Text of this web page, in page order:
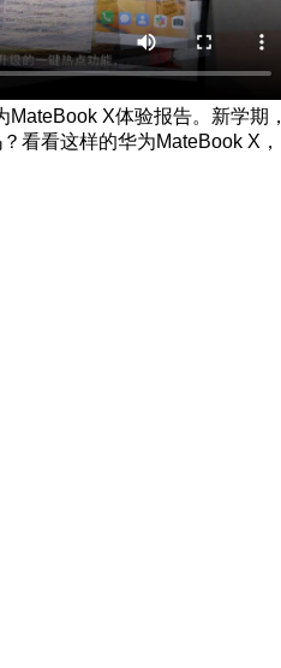
MateBook X体验报告。新学期
看看这样的华为MateBook X，